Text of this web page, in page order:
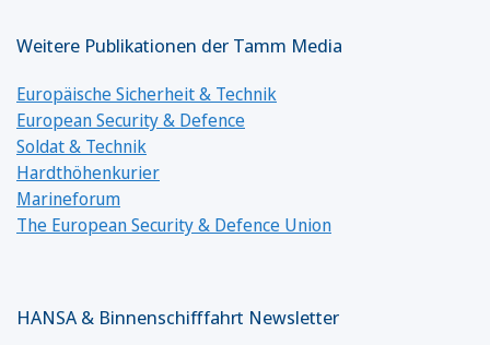
Weitere Publikationen der Tamm Media
Europäische Sicherheit & Technik
European Security & Defence
Soldat & Technik
Hardthöhenkurier
Marineforum
The European Security & Defence Union
HANSA & Binnenschifffahrt Newsletter